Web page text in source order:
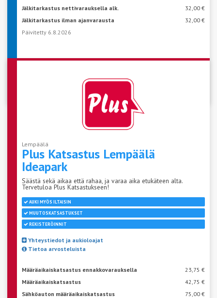
Jälkitarkastus nettivarauksella alk.
32,00 €
Jälkitarkastus ilman ajanvarausta
32,00 €
Päivitetty 6.8.2026
Lempäälä
Plus Katsastus Lempäälä
Ideapark
Säästä sekä aikaa että rahaa, ja varaa aika etukäteen alta.
Tervetuloa Plus Katsastukseen!
AUKI MYÖS ILTAISIN
MUUTOSKATSASTUKSET
REKISTERÖINNIT
Yhteystiedot ja aukioloajat
Tietoa arvosteluista
Määräaikaiskatsastus ennakkovarauksella
23,75 €
Määräaikaiskatsastus
42,75 €
Sähköauton määräaikaiskatsastus
75,00 €